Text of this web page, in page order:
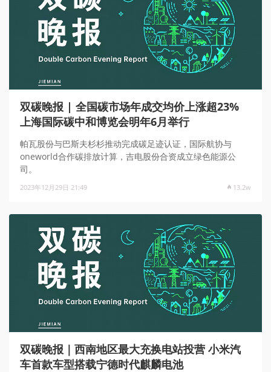
双碳晚报 | 全国碳市场年成交均价上涨超23%
上海国际碳中和博览会明年6月举行
帕瓦股份与巴斯夫杉杉推动完成碳足迹认证，国际航协与
oneworld合作碳排放计算，吉电股份合资成立绿色能源公
司。
2023年12月29日 21:49 13.2w
双碳晚报｜西南地区最大充换电站投营 小米汽
车首款车型搭载宁德时代麒麟电池